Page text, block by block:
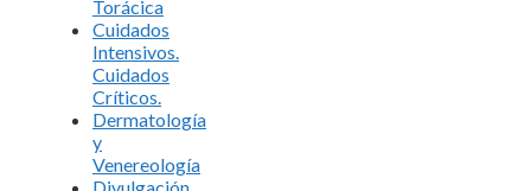
Torácica
Cuidados
Intensivos.
Cuidados
Críticos.
Dermatología
y
Venereología